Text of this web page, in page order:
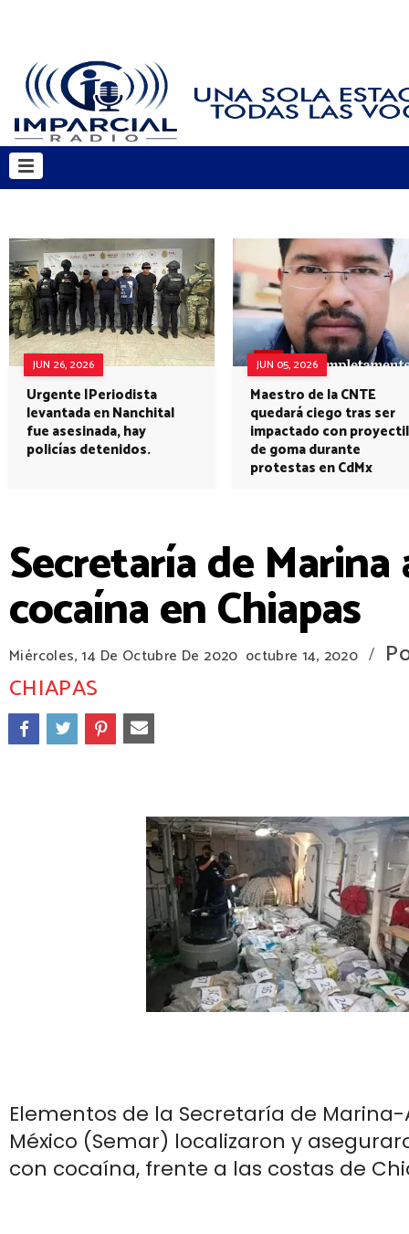
JUN 26, 2026
Urgente |Periodista
levantada en Nanchital
fue asesinada, hay
policías detenidos.
JUN 05, 2026
Maestro de la CNTE
quedará ciego tras ser
impactado con proyectil
de goma durante
protestas en CdMx
Secretaría de
cocaína en Chiapas
Miércoles, 14 De Octubre De 2020 octubre 14, 2020 /
CHIAPAS
Elementos de la Secretaría de
México (Semar) localizaron y
con cocaína, frente a las costas de